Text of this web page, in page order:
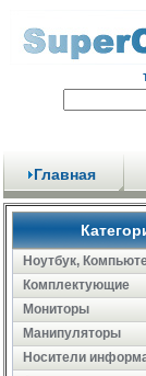
Главная
Ноутбук,
Комплектующие
Мониторы
Манипуляторы
Носители